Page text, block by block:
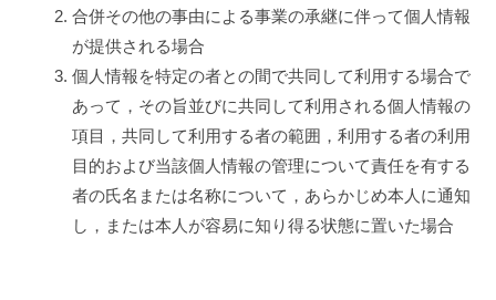
合併その他の事由による事業の承継に伴って個人情報
が提供される場合
個人情報を特定の者との間で共同して利用する場合で
あって，その旨並びに共同して利用される個人情報の
項目，共同して利用する者の範囲，利用する者の利用
目的および当該個人情報の管理について責任を有する
者の氏名または名称について，あらかじめ本人に通知
し，または本人が容易に知り得る状態に置いた場合